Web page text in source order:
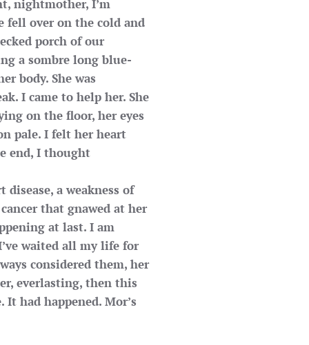
nightmother, I’m
fell over on the cold and
porch of our
a sombre long blue-
body. She was
I came to help her. She
on the floor, her eyes
pale. I felt her heart
end, I thought
a weakness of
that gnawed at her
at last. I am
waited all my life for
considered them, her
everlasting, then this
had happened. Mor’s